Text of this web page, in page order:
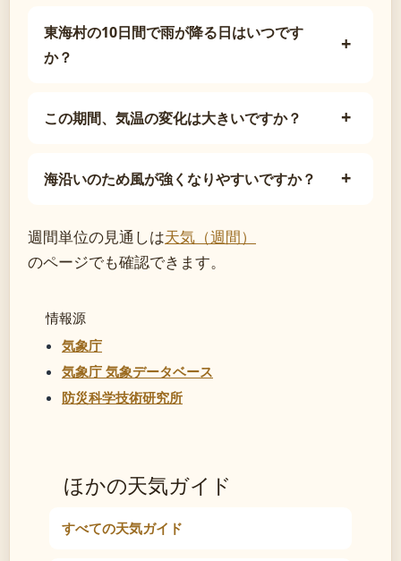
東海村の10日間で雨が降る日はいつです
か？
この期間、気温の変化は大きいですか？
海沿いのため風が強くなりやすいですか？
週間単位の見通しは天気（週間）
のページでも確認できます。
情報源
気象庁
気象庁 気象データベース
防災科学技術研究所
ほかの天気ガイド
すべての天気ガイド